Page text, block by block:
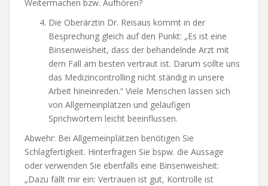
Weitermachen bzw. Aufhören?
Die Oberärztin Dr. Reisaus kommt in der
Besprechung gleich auf den Punkt: „Es ist eine
Binsenweisheit, dass der behandelnde Arzt mit
dem Fall am besten vertraut ist. Darum sollte uns
das Medizincontrolling nicht ständig in unsere
Arbeit hineinreden.“ Viele Menschen lassen sich
von Allgemeinplätzen und geläufigen
Sprichwörtern leicht beeinflussen.
Abwehr: Bei Allgemeinplätzen benötigen Sie
Schlagfertigkeit. Hinterfragen Sie bspw. die Aussage
oder verwenden Sie ebenfalls eine Binsenweisheit:
„Dazu fällt mir ein: Vertrauen ist gut, Kontrolle ist